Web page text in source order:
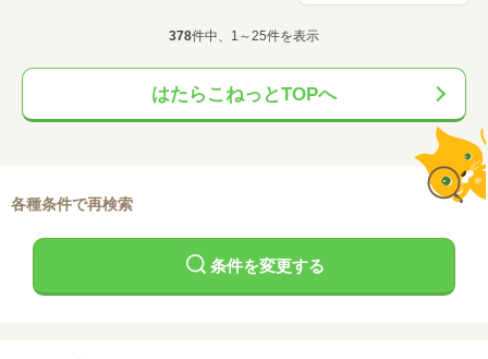
378件中、1～25件を表示
はたらこねっとTOPへ
各種条件で再検索
条件を変更する